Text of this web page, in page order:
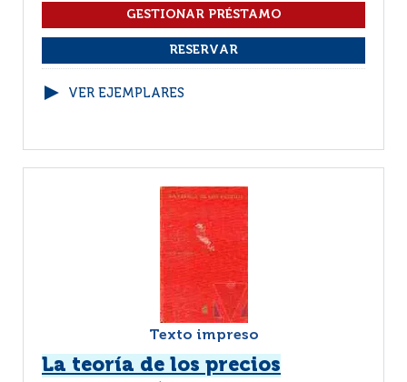
VER EJEMPLARES
Texto impreso
La teoría de los precios